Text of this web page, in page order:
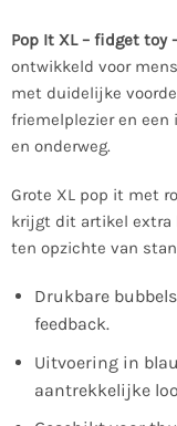
Pop It XL – fidget toy
ontwikkeld voor
met duidelijke
friemelplezier en
en onderweg.
Grote XL pop it met
krijgt dit artikel extra
ten opzichte van
Drukbare
feedback.
Uitvoering in
aantrekkelijke